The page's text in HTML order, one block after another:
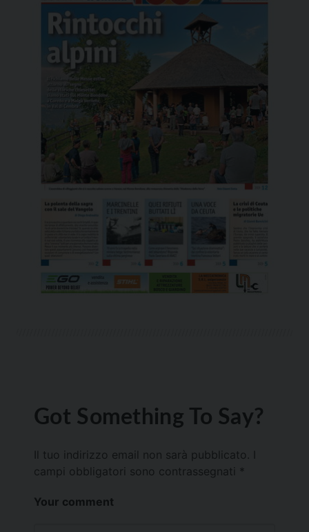
Got Something To Say?
Il tuo indirizzo email non sarà pubblicato.
campi obbligatori sono contrassegnati *
Your comment